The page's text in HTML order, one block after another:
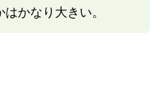
かなり大きい。